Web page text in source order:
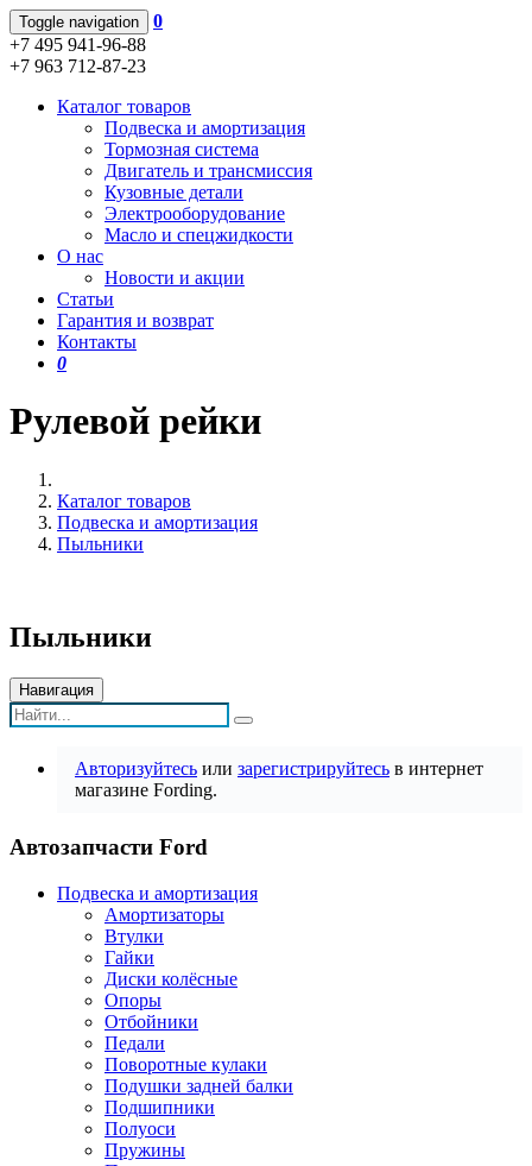
Toggle navigation
0
+7 495 941-96-88
+7 963 712-87-23
Каталог товаров
Подвеска и амортизация
Тормозная система
Двигатель и трансмиссия
Кузовные детали
Электрооборудование
Масло и спецжидкости
О нас
Новости и акции
Статьи
Гарантия и возврат
Контакты
0
Рулевой рейки
Каталог товаров
Подвеска и амортизация
Пыльники
Пыльники
Навигация
Авторизуйтесь или зарегистрируйтесь в интернет
магазине Fording.
Автозапчасти Ford
Подвеска и амортизация
Амортизаторы
Втулки
Гайки
Диски колёсные
Опоры
Отбойники
Педали
Поворотные кулаки
Подушки задней балки
Подшипники
Полуоси
Пружины